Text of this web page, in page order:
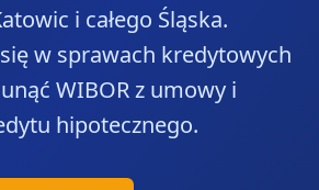
i całego Śląska.
w sprawach kredytowych
WIBOR z umowy i
hipotecznego.